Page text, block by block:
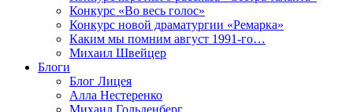
Конкурс «Во весь голос»
Конкурс новой драматургии «Ремарка»
Каким мы помним август 1991-го…
Михаил Швейцер
Блоги
Блог Лицея
Алла Нестеренко